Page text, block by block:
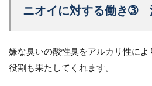
ニオイに対する働き➂
嫌な臭いの酸性臭をアルカリ性に
役割も果たしてくれます。